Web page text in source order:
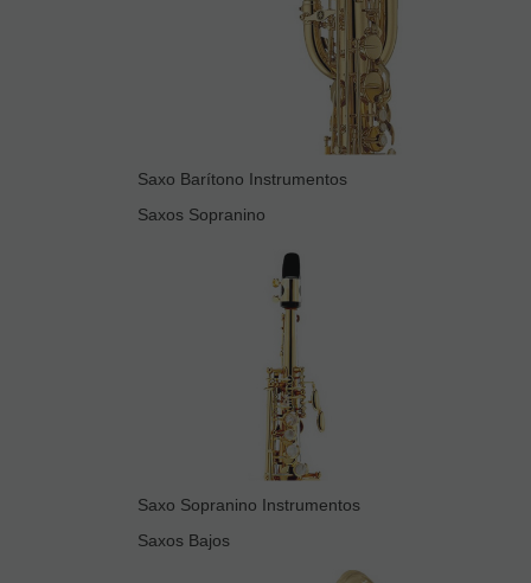
Saxo Barítono Instrumentos
Saxos Sopranino
Saxo Sopranino Instrumentos
Saxos Bajos